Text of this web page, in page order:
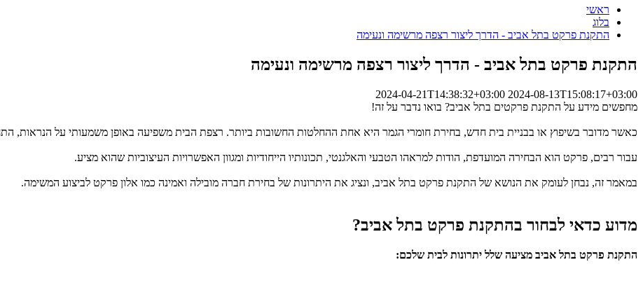
ראשי
בלוג
התקנת פרקט בתל אביב - הדרך ליצור רצפה מרשימה ונעימה
התקנת פרקט בתל אביב - הדרך ליצור רצפה מרשימה ונעימה
2024-04-21T14:38:32+03:00 2024-08-13T15:08:17+03:00
מחפשים מידע על התקנת פרקטים בתל אביב? בואו נדבר על זה!
כאשר מדובר בשיפוץ או בבניית בית חדש, בחירת חומרי הגמר היא אחת ההחלטות החשובות ביותר. רצפת הבית משפיעה באופן משמעותי על הנראות,
עבור רבים, פרקט הוא הבחירה המועדפת, הודות למראהו הטבעי והאלגנטי, תכונותיו הייחודיות ומגוון האפשרויות העיצוביות שהוא מציע.
במאמר זה, נבחן לעומק את הנושא של התקנת פרקט בתל אביב, ונציג את היתרונות של בחירת חברה מובילה ואמינה כמו אלון פרקט לביצוע המשימה.
מדוע כדאי לבחור בהתקנת פרקט בתל אביב?
התקנת פרקט בתל אביב מציעה שלל יתרונות לבית שלכם: